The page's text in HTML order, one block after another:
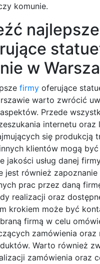
komunie.
najlepsze
w
firmy oferujące
warto zwrócić
Przede
internetu oraz
się produkcją
klientów mogą
jakości usług danej
jest również zapoznanie
prac przez daną
realizacji oraz
krokiem może być
firmą w celu
zamówienia oraz
Warto również
zamówienia oraz